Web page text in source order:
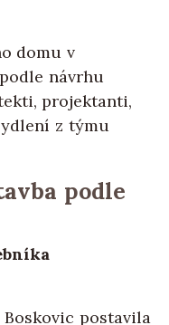
domu v
návrhu
projektanti,
z týmu
podle
postavila